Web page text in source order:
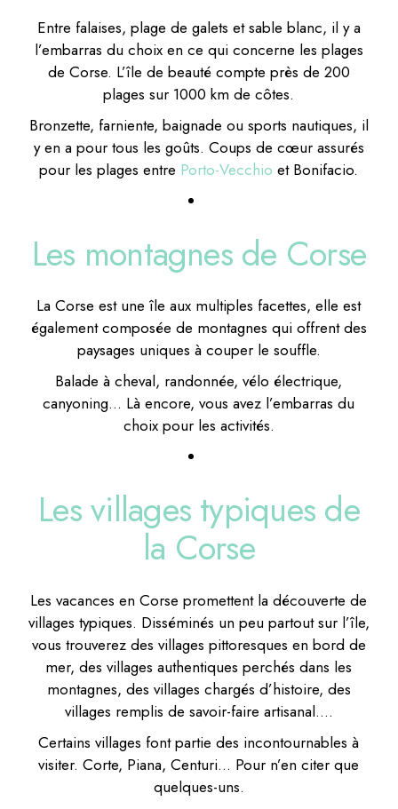
Entre falaises, plage de galets et sable blanc, il y a
l’embarras du choix en ce qui concerne les plages
de Corse. L’île de beauté compte près de 200
plages sur 1000 km de côtes.
Bronzette, farniente, baignade ou sports nautiques, il
y en a pour tous les goûts. Coups de cœur assurés
pour les plages entre Porto-Vecchio et Bonifacio.
Les montagnes de Corse
La Corse est une île aux multiples facettes, elle est
également composée de montagnes qui offrent des
paysages uniques à couper le souffle.
Balade à cheval, randonnée, vélo électrique,
canyoning… Là encore, vous avez l’embarras du
choix pour les activités.
Les villages typiques de
la Corse
Les vacances en Corse promettent la découverte de
villages typiques. Disséminés un peu partout sur l’île,
vous trouverez des villages pittoresques en bord de
mer, des villages authentiques perchés dans les
montagnes, des villages chargés d’histoire, des
villages remplis de savoir-faire artisanal….
Certains villages font partie des incontournables à
visiter. Corte, Piana, Centuri… Pour n’en citer que
quelques-uns.